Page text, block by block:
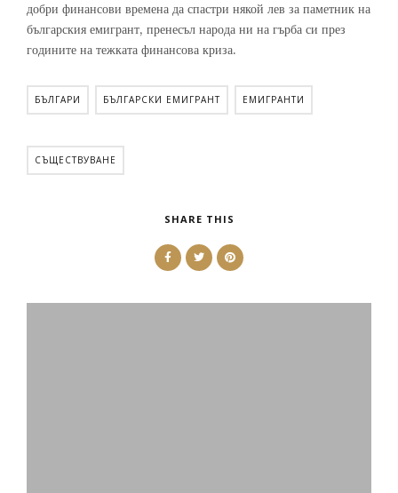
добри финансови времена да спастри някой лев за паметник на
българския емигрант, пренесъл народа ни на гърба си през
годините на тежката финансова криза.
БЪЛГАРИ БЪЛГАРСКИ ЕМИГРАНТ ЕМИГРАНТИ
СЪЩЕСТВУВАНЕ
SHARE THIS